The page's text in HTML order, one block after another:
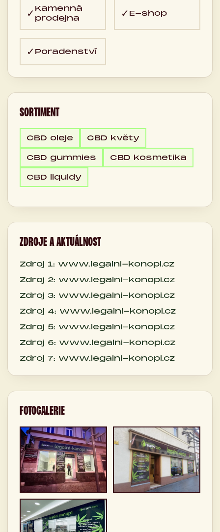
✓ Kamenná
prodejna
✓ E-shop
✓ Poradenství
SORTIMENT
CBD oleje CBD květy
CBD gummies CBD kosmetika
CBD liquidy
ZDROJE A AKTUÁLNOST
Zdroj 1: www.legalni-konopi.cz
Zdroj 2: www.legalni-konopi.cz
Zdroj 3: www.legalni-konopi.cz
Zdroj 4: www.legalni-konopi.cz
Zdroj 5: www.legalni-konopi.cz
Zdroj 6: www.legalni-konopi.cz
Zdroj 7: www.legalni-konopi.cz
FOTOGALERIE